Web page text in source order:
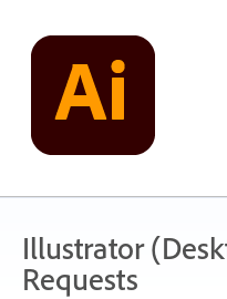
content
Illustrator
Requests